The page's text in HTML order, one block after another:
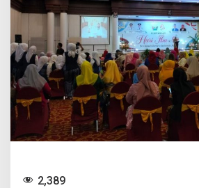
k
e
-
9
4
A
s
r
u
2,389